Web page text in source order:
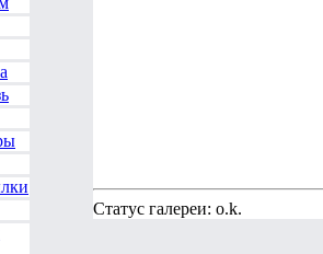
Статус галереи: o.k.